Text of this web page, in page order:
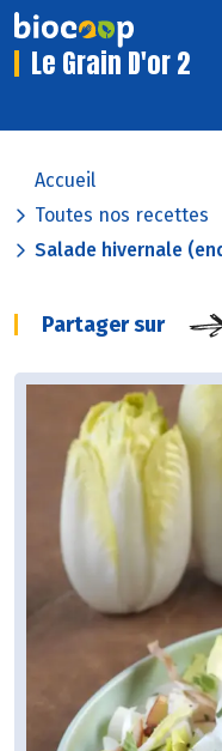
Le Grain D'or 2
Accueil
Toutes nos recettes
Salade hivernale
Partager sur